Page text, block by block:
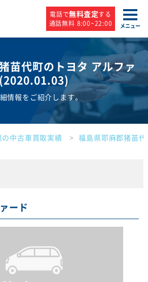
電話で無料査定する
通話無料 8:00~22:00
メニュー
苗代町のトヨタ アルファ
2020.01.03)
情報をご紹介します。
の中古車買取実績 福島県耶麻郡猪苗
ード